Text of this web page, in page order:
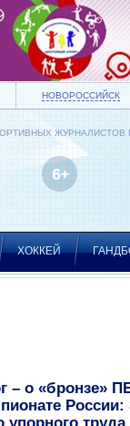
НОВОРОССИЙСК
ЖУРНАЛИСТОВ
ХОККЕЙ
– о «бронзе»
России: